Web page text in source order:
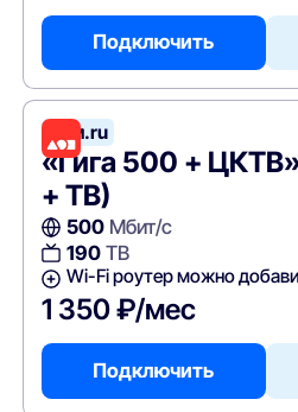
Подключить
Дом.ru
«Гига 500 +
+ ТВ)
500Мбит/с
190ТВ
Wi-Fi роутер можно
1 350 ₽/мес
Подключить